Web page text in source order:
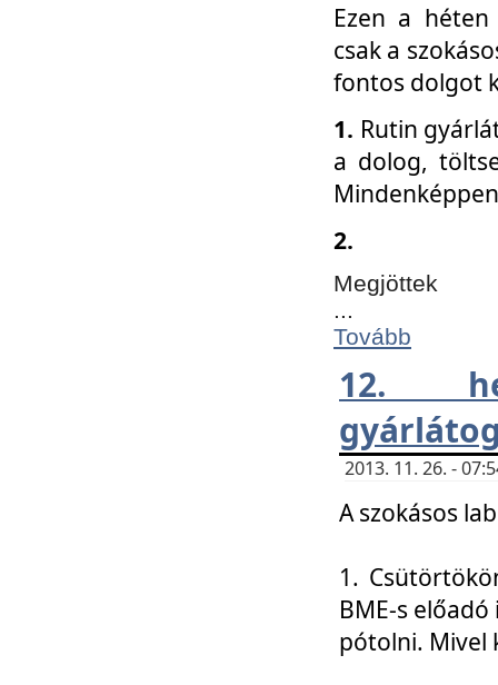
Ezen a
csak a
fontos dolgot
1. Rutin
a dolog,
2.
Megjöttek
...
Tovább
12.
2013. 11. 26. -
A szokásos
1.
BME-s
pótolni. Mivel